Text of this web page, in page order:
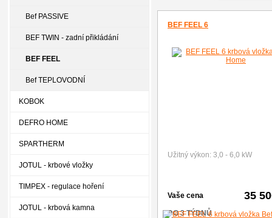
BEF FEEL 6
Užitný výkon: 3,0 - 6,0 kW
Vaše cena 35
DO 3 TÝDNŮ
Bef PASSIVE
BEF TWIN - zadní přikládání
BEF FEEL
Bef TEPLOVODNÍ
KOBOK
DEFRO HOME
SPARTHERM
JOTUL - krbové vložky
TIMPEX - regulace hoření
JOTUL - krbová kamna